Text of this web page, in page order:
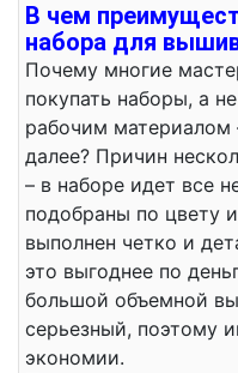
В чем
набора для
Почему многие
покупать наборы, а
рабочим материалом
далее? Причин
– в наборе идет все
подобраны по цвету
выполнен четко и
это выгоднее по
большой объемной
серьезный, поэтому
экономии.